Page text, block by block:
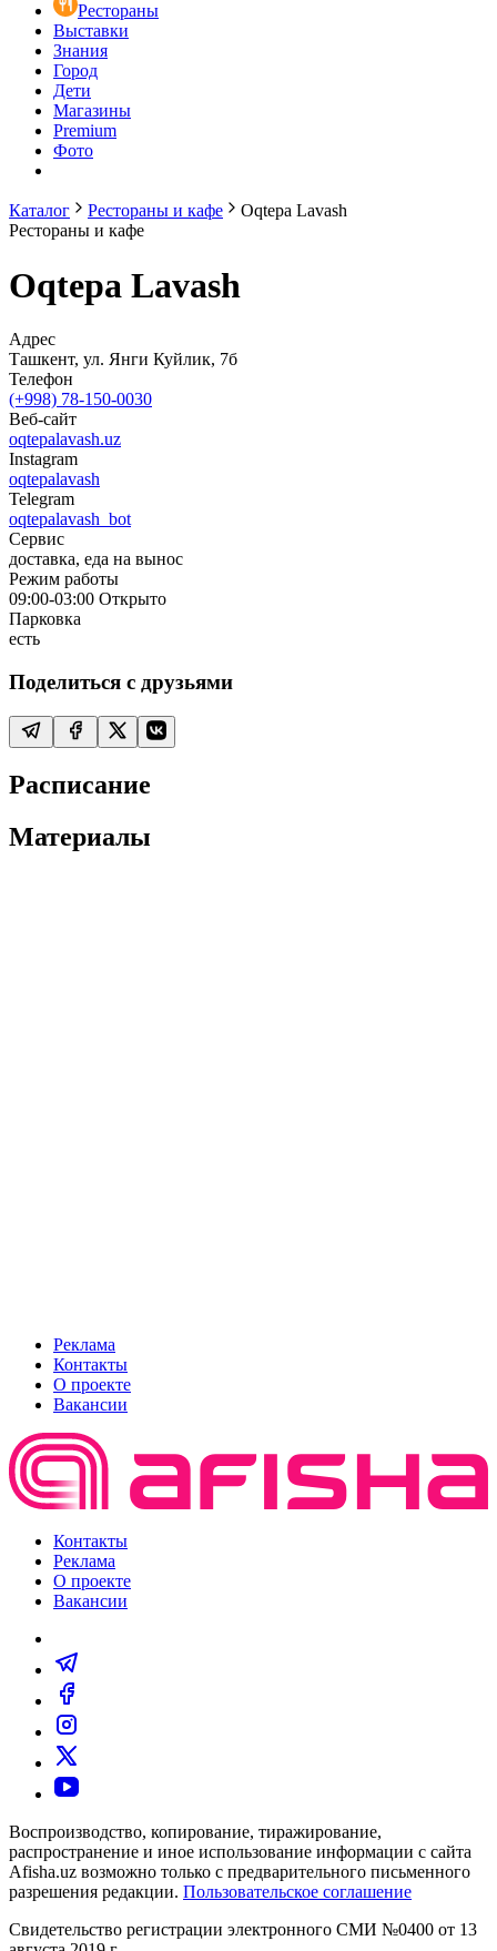
Рестораны
Выставки
Знания
Город
Дети
Магазины
Premium
Фото
Каталог Рестораны и кафе
Oqtepa Lavash
Рестораны и кафе
Oqtepa Lavash
Адрес
Ташкент, ул. Янги Куйлик, 7б
Телефон
(+998) 78-150-0030
Веб-сайт
oqtepalavash.uz
Instagram
oqtepalavash
Telegram
oqtepalavash_bot
Сервис
доставка, еда на вынос
Режим работы
09:00-03:00 Открыто
Парковка
есть
Поделиться с друзьями
Расписание
Материалы
Реклама
Контакты
О проекте
Вакансии
Контакты
Реклама
О проекте
Вакансии
Воспроизводство, копирование, тиражирование,
распространение и иное использование информации с сайта
Afisha.uz возможно только с предварительного письменного
разрешения редакции. Пользовательское соглашение
Свидетельство регистрации электронного СМИ №0400 от 13